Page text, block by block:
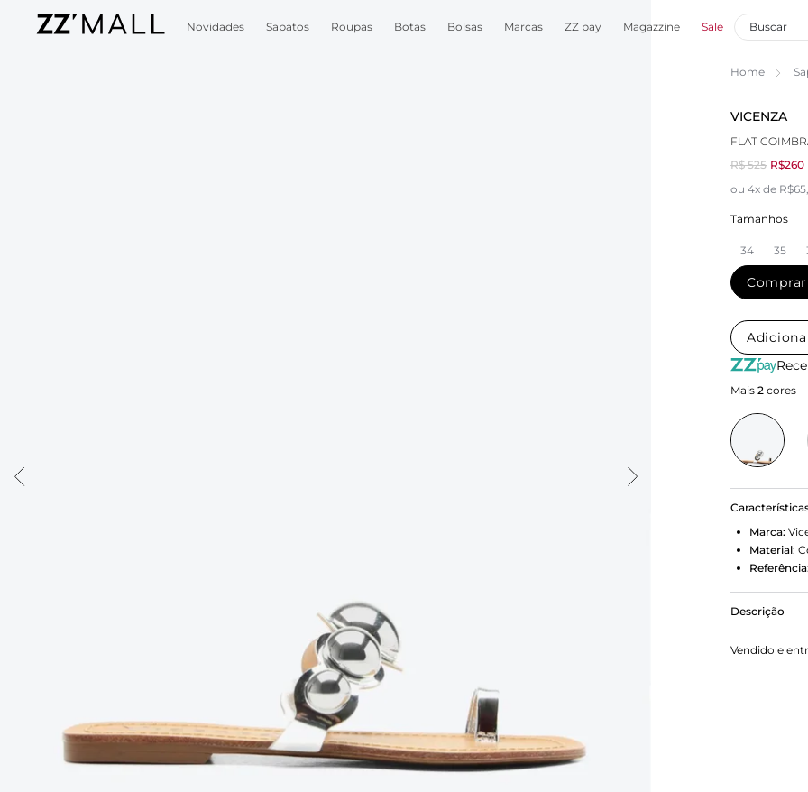
Novidades Sapatos Roupas Botas Bolsas Marcas ZZ pay Magazzine Sale
Home
VICENZA
FLAT
R$ 525 R$260
ou 4x de
Tamanhos
34 35
Comprar
Mais 2 cores
Marca:
Material:
Referência:
Descrição
Flat
studs, essa
Vendido e